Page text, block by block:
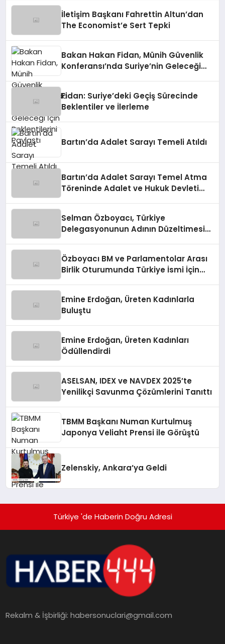
İletişim Başkanı Fahrettin Altun’dan
The Economist’e Sert Tepki
Bakan Hakan Fidan, Münih Güvenlik
Konferansı’nda Suriye’nin Geleceği
Fidan: Suriye’deki Geçiş Sürecinde
Beklentiler ve İlerleme
Bartın’da Adalet Sarayı Temeli Atıldı
Bartın’da Adalet Sarayı Temel Atma
Töreninde Adalet ve Hukuk Devleti
Selman Özboyacı, Türkiye
Delegasyonunun Adının Düzeltimesini
Özboyacı BM ve Parlamentolar Arası
Birlik Oturumunda Türkiye İsmi İçin
Emine Erdoğan, Üreten Kadınlarla
Buluştu
Emine Erdoğan, Üreten Kadınları
Ödüllendirdi
ASELSAN, IDEX ve NAVDEX 2025’te
Yenilikçi Savunma Çözümlerini Tanıttı
TBMM Başkanı Numan Kurtulmuş
Japonya Veliaht Prensi ile Görüştü
Zelenskiy, Ankara’ya Geldi
Türkiye 'de Haberin Doğru Adresi
Rekalm & İşbirliği:habersonuclari@gmail.com